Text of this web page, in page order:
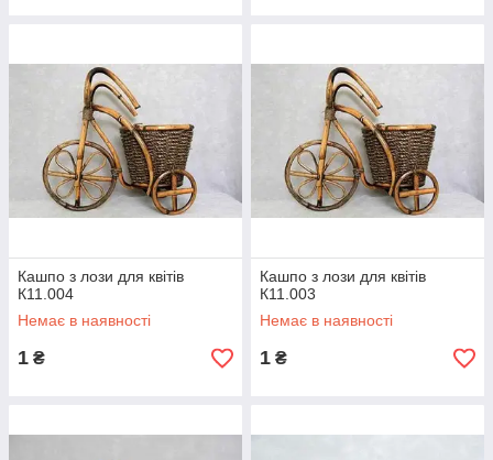
Кашпо з лози для квітів
К11.004
Немає в наявності
1 ₴
Кашпо з лози для квітів
К11.003
Немає в наявності
1 ₴